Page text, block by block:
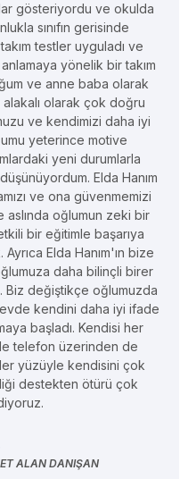
gösteriyordu ve okulda
sınıfın gerisinde
testler uyguladı ve
yönelik bir takım
ve anne baba olarak
alakalı olarak çok doğru
ve kendimizi daha iyi
yeterince motive
yeni durumlarla
Elda Hanım
ve ona güvenmemizi
aslında oğlumun zeki bir
bir eğitimle başarıya
Elda Hanım'ın bize
daha bilinçli birer
Biz değiştikçe oğlumuzda
kendini daha iyi ifade
başladı. Kendisi her
telefon üzerinden de
yüzüyle kendisini çok
destekten ötürü çok
ALAN DANIŞAN